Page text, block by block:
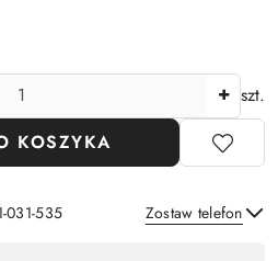
szt.
KOSZYKA
031-535 Zostaw telefon